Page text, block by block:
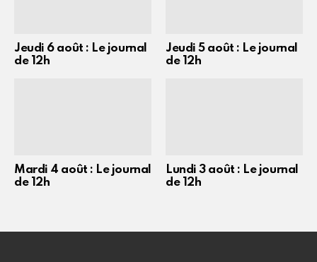
Jeudi 6 août : Le journal
de 12h
Jeudi 5 août : Le journal
de 12h
Mardi 4 août : Le journal
de 12h
Lundi 3 août : Le journal
de 12h